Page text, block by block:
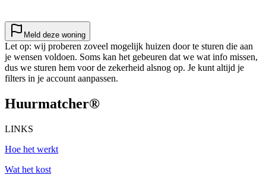
Meld deze woning
Let op: wij proberen zoveel mogelijk huizen door te sturen die aan
je wensen voldoen. Soms kan het gebeuren dat we wat info missen,
dus we sturen hem voor de zekerheid alsnog op. Je kunt altijd je
filters in je account aanpassen.
Huurmatcher®
LINKS
Hoe het werkt
Wat het kost